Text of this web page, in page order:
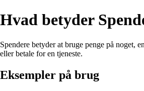
Hvad betyder
Spendere betyder at bruge penge på noget,
eller betale for en tjeneste.
Eksempler på brug